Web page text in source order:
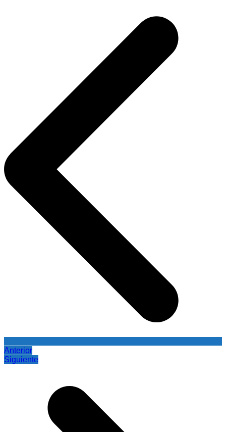
Anterior
Siguiente